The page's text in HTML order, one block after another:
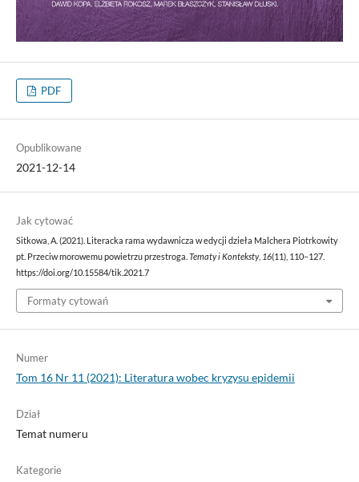
PDF
Opublikowane
2021-12-14
Jak cytować
Sitkowa, A. (2021). Literacka rama wydawnicza w edycji dzieła Malchera Piotrkowity
pt. Przeciw morowemu powietrzu przestroga. Tematy i Konteksty, 16(11), 110–127.
https://doi.org/10.15584/tik.2021.7
Formaty cytowań
Numer
Tom 16 Nr 11 (2021): Literatura wobec kryzysu epidemii
Dział
Temat numeru
Kategorie